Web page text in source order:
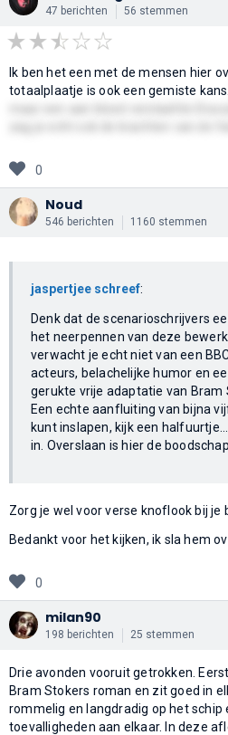
47 berichten 56 stemmen
Ik ben het een met de mensen hier
totaalplaatje is ook een gemiste kans.
0
Noud
546 berichten 1160 stemmen
jaspertjee schreef:
Denk dat de scenarioschrijvers
het neerpennen van deze
verwacht je echt niet van een
acteurs, belachelijke humor en
gerukte vrije adaptatie van Bram
Een echte aanfluiting van bijna
kunt inslapen, kijk een
in. Overslaan is hier de
Zorg je wel voor verse knoflook bij je
Bedankt voor het kijken, ik sla hem
0
milan90
198 berichten 25 stemmen
Drie avonden vooruit getrokken.
Bram Stokers roman en zit goed in
rommelig en langdradig op het schip
toevalligheden aan elkaar. In deze